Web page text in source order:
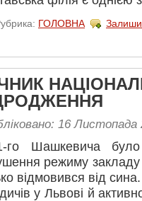
ГОЛОВНА
16 Листопада
го Шашкевича
режиму закладу
відмовився від
у Львові й